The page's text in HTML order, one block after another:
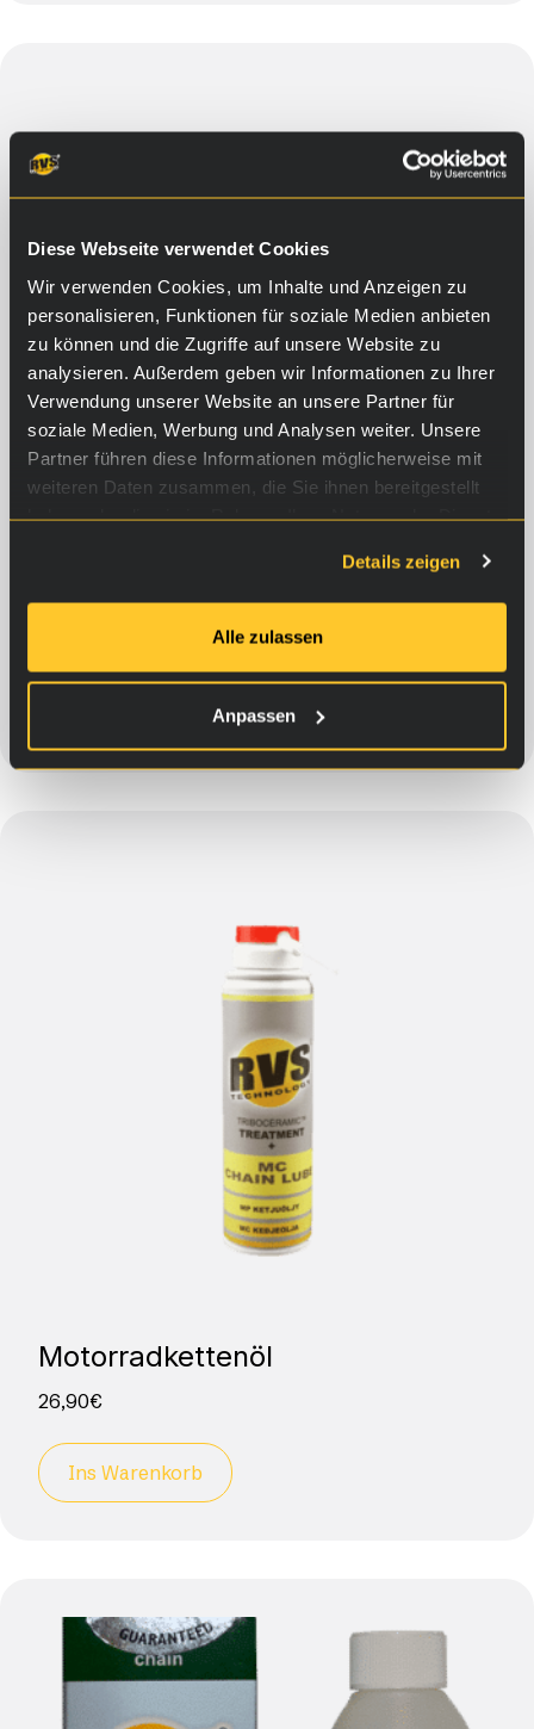
Diese Webseite verwendet Cookies
Wir verwenden Cookies, um Inhalte und Anzeigen zu
personalisieren, Funktionen für soziale Medien anbieten
zu können und die Zugriffe auf unsere Website zu
analysieren. Außerdem geben wir Informationen zu Ihrer
Verwendung unserer Website an unsere Partner für
soziale Medien, Werbung und Analysen weiter. Unsere
Partner führen diese Informationen möglicherweise mit
weiteren Daten zusammen, die Sie ihnen bereitgestellt
haben oder die sie im Rahmen Ihrer Nutzung der Dienste
Details zeigen
Alle zulassen
Anpassen
Motorradkettenöl
26,90€
Ins Warenkorb